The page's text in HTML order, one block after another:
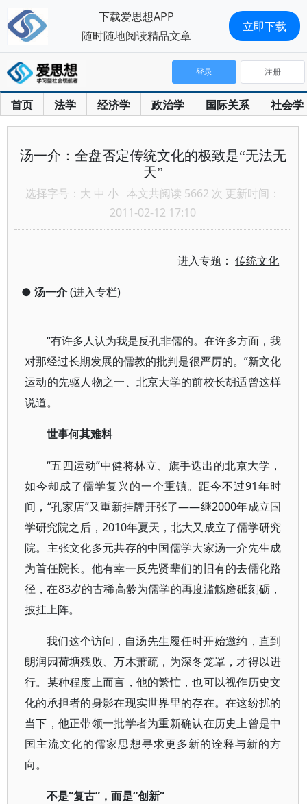
首页 法学 经济学 政治学 国际关系 社会学
登录 注册
汤一介：全盘否定传统文化的极致是“无法无
天”
选择字号： 大 中 小 本文共阅读 5662 次 更新时间：
2011-02-12 17:10
进入专题：传统文化
● 汤一介(进入专栏)
“有许多人认为我是反孔非儒的。在许多方面，我
对那经过长期发展的儒教的批判是很严厉的。”新文化
运动的先驱人物之一、北京大学的前校长胡适曾这样
说道。
世事何其难料
“五四运动”中健将林立、旗手迭出的北京大学，
如今却成了儒学复兴的一个重镇。距今不过91年时
间，“孔家店”又重新挂牌开张了——继2000年成立国
学研究院之后，2010年夏天，北大又成立了儒学研究
院。主张文化多元共存的中国儒学大家汤一介先生成
为首任院长。他有幸一反先贤辈们的旧有的去儒化路
径，在83岁的古稀高龄为儒学的再度滥觞磨砥刻砺，
披挂上阵。
我们这个访问，自汤先生履任时开始邀约，直到
朗润园荷塘残败、万木萧疏，为深冬笼罩，才得以进
行。某种程度上而言，他的繁忙，也可以视作历史文
化的承担者的身影在现实世界里的存在。在这纷扰的
当下，他正带领一批学者为重新确认在历史上曾是中
国主流文化的儒家思想寻求更多新的诠释与新的方
向。
不是“复古”，而是“创新”
下载爱思想APP
随时随地阅读精品文章
立即下载